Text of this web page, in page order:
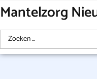
Mantelzorg